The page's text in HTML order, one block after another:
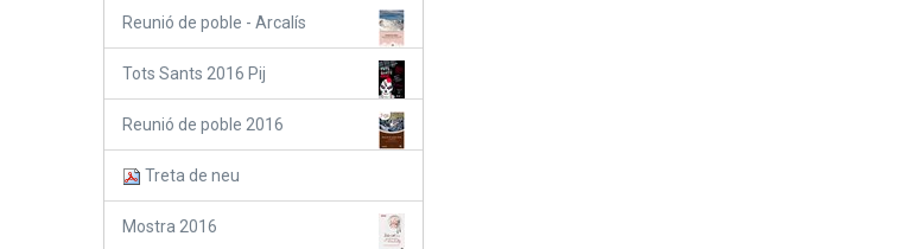
Reunió de poble - Arcalís
Tots Sants 2016 Pij
Reunió de poble 2016
Treta de neu
Mostra 2016